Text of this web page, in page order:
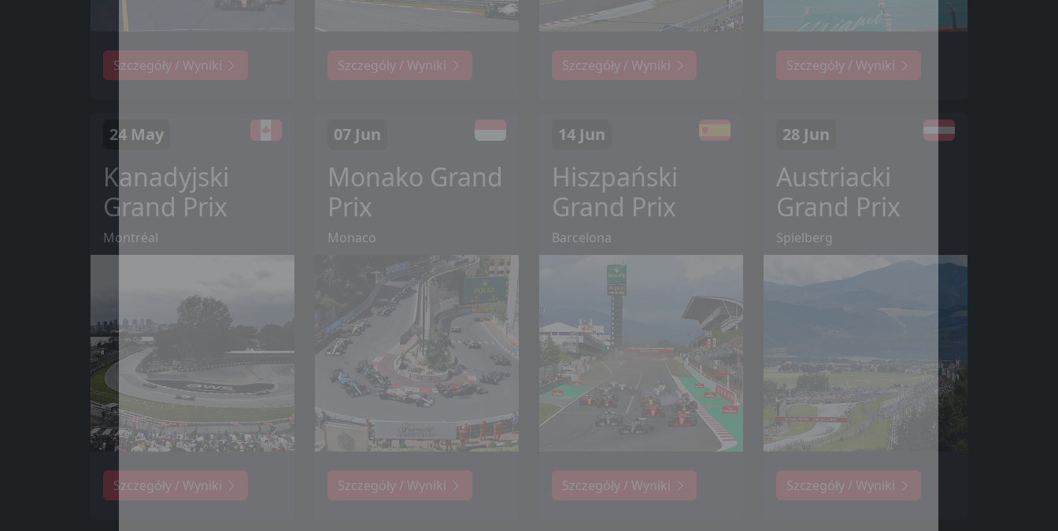
Szczegóły / Wyniki Szczegóły / Wyniki Szczegóły / Wyniki Szczegóły / Wyniki
24 May
Kanadyjski
Grand Prix
Montréal
Szczegóły / Wyniki
07 Jun
Monako Grand
Prix
Monaco
Szczegóły / Wyniki
14 Jun
Hiszpański
Grand Prix
Barcelona
Szczegóły / Wyniki
28 Jun
Austriacki
Grand Prix
Spielberg
Szczegóły / Wyniki